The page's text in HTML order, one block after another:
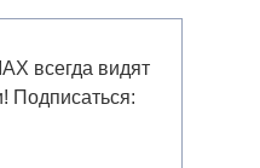
всегда видят
Подписаться: